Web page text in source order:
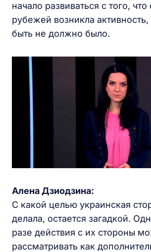
начало развиваться с того,
рубежей возникла
быть не должно было.
Алена Дзиодзина:
С какой целью украинская
делала, остается загадкой.
разе действия с их стороны
рассматривать как